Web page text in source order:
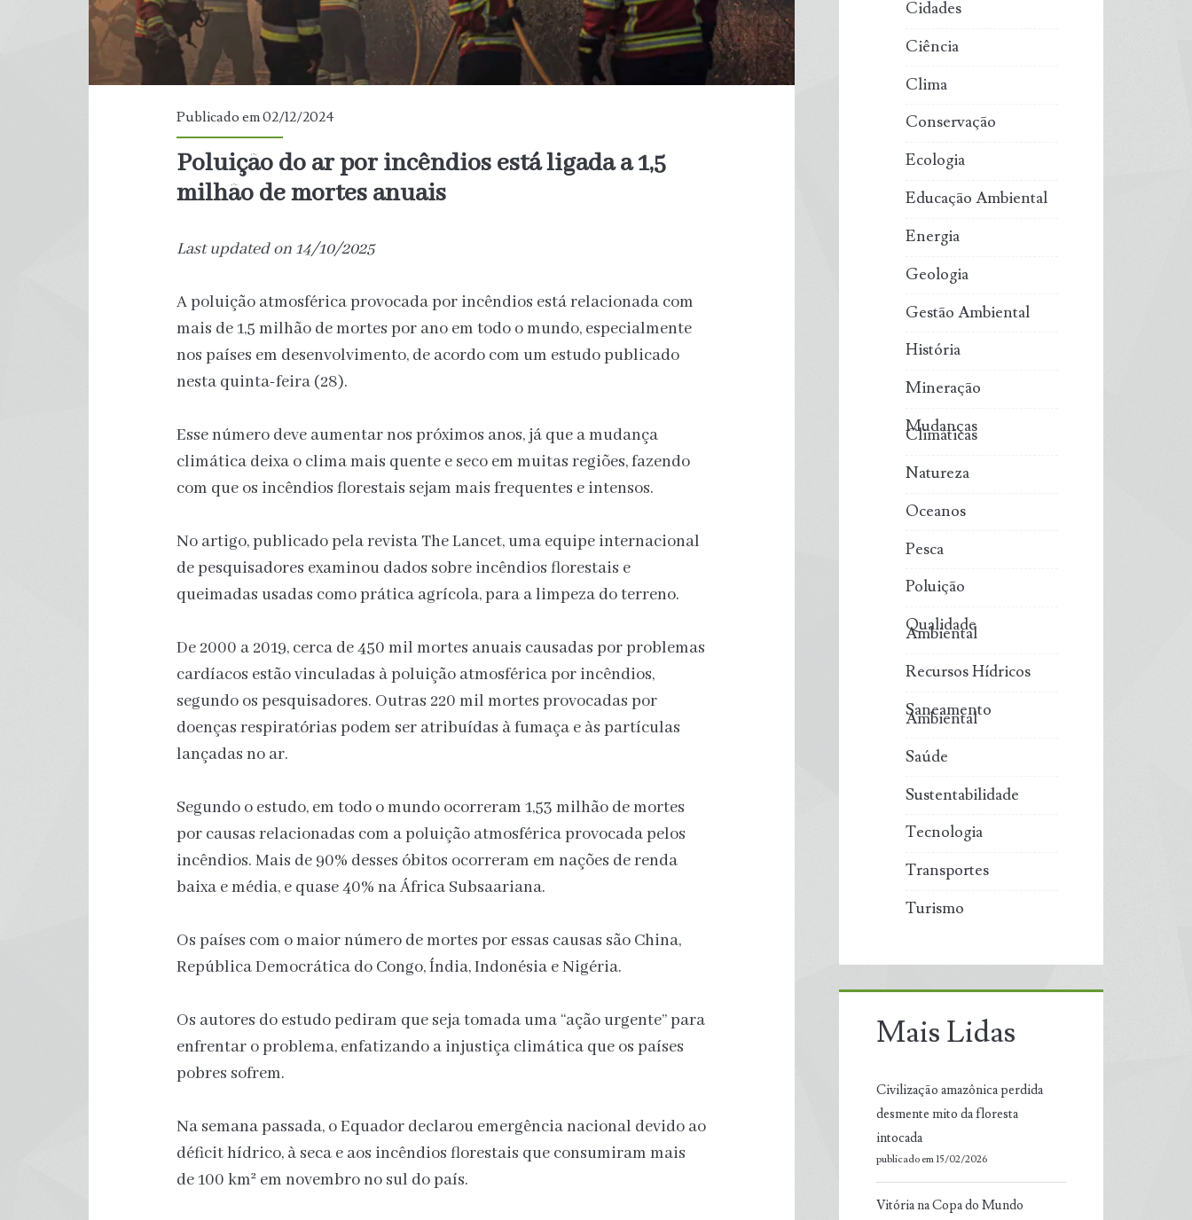
Publicado em 02/12/2024
Poluição do ar por incêndios está ligada a 1,5
milhão de mortes anuais
Last updated on 14/10/2025
A poluição atmosférica provocada por incêndios está relacionada com
mais de 1,5 milhão de mortes por ano em todo o mundo, especialmente
nos países em desenvolvimento, de acordo com um estudo publicado
nesta quinta-feira (28).
Esse número deve aumentar nos próximos anos, já que a mudança
climática deixa o clima mais quente e seco em muitas regiões, fazendo
com que os incêndios florestais sejam mais frequentes e intensos.
No artigo, publicado pela revista The Lancet, uma equipe internacional
de pesquisadores examinou dados sobre incêndios florestais e
queimadas usadas como prática agrícola, para a limpeza do terreno.
De 2000 a 2019, cerca de 450 mil mortes anuais causadas por problemas
cardíacos estão vinculadas à poluição atmosférica por incêndios,
segundo os pesquisadores. Outras 220 mil mortes provocadas por
doenças respiratórias podem ser atribuídas à fumaça e às partículas
lançadas no ar.
Segundo o estudo, em todo o mundo ocorreram 1,53 milhão de mortes
por causas relacionadas com a poluição atmosférica provocada pelos
incêndios. Mais de 90% desses óbitos ocorreram em nações de renda
baixa e média, e quase 40% na África Subsaariana.
Os países com o maior número de mortes por essas causas são China,
República Democrática do Congo, Índia, Indonésia e Nigéria.
Os autores do estudo pediram que seja tomada uma “ação urgente” para
enfrentar o problema, enfatizando a injustiça climática que os países
pobres sofrem.
Na semana passada, o Equador declarou emergência nacional devido ao
déficit hídrico, à seca e aos incêndios florestais que consumiram mais
de 100 km² em novembro no sul do país.
Cidades
Ciência
Clima
Conservação
Ecologia
Educação Ambiental
Energia
Geologia
Gestão Ambiental
História
Mineração
Mudanças
Climáticas
Natureza
Oceanos
Pesca
Poluição
Qualidade
Ambiental
Recursos Hídricos
Saneamento
Ambiental
Saúde
Sustentabilidade
Tecnologia
Transportes
Turismo
Mais Lidas
Civilização amazônica perdida
desmente mito da floresta
intocada
publicado em 15/02/2026
Vitória na Copa do Mundo